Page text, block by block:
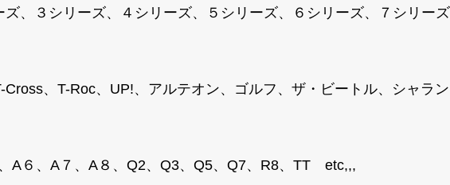
、３シリーズ、４シリーズ、５シリーズ、６シリーズ、７シリー
Cross、T-Roc、UP!、アルテオン、ゴルフ、ザ・ビートル、シャラ
A６、A７、A８、Q2、Q3、Q5、Q7、R8、TT etc,,,